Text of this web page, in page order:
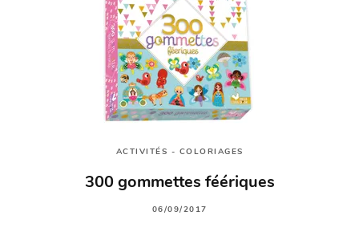
ACTIVITÉS - COLORIAGES
300 gommettes féériques
06/09/2017